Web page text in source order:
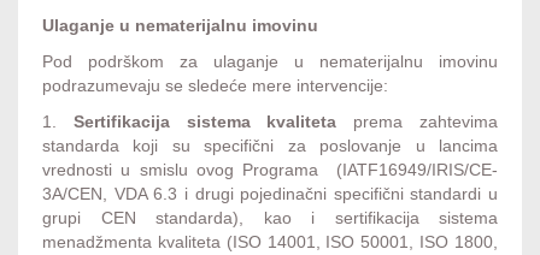
Ulaganje u nematerijalnu imovinu
Pod podrškom za ulaganje u nematerijalnu imovinu
podrazumevaju se sledeće mere intervencije:
1. Sertifikacija sistema kvaliteta prema zahtevima
standarda koji su specifični za poslovanje u lancima
vrednosti u smislu ovog Programa (IATF16949/IRIS/CE-
3A/CEN, VDA 6.3 i drugi pojedinačni specifični standardi u
grupi CEN standarda), kao i sertifikacija sistema
menadžmenta kvaliteta (ISO 14001, ISO 50001, ISO 1800,